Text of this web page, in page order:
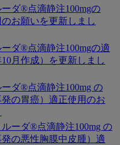
ーダ®点滴静注100mgの
お願いを更新しまし
ダ®点滴静注100mgの適
月作成）を更新しまし
ーダ®点滴静注100mg の
発の胃癌）適正使用のお
ーダ®点滴静注100mg の
発の悪性胸膜中皮腫）適